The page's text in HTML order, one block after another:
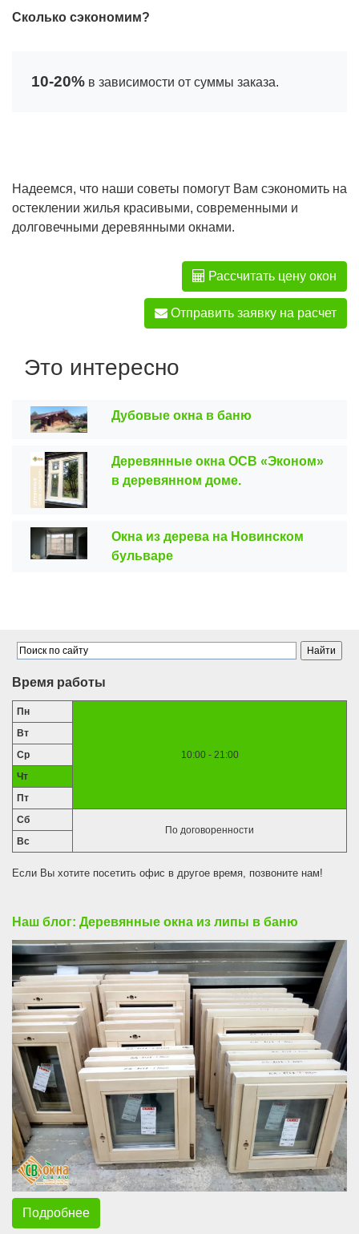
Сколько сэкономим?
10-20% в зависимости от суммы заказа.
Надеемся, что наши советы помогут Вам сэкономить на
остеклении жилья красивыми, современными и
долговечными деревянными окнами.
Рассчитать цену окон
Отправить заявку на расчет
Это интересно
Дубовые окна в баню
Деревянные окна ОСВ «Эконом»
в деревянном доме.
Окна из дерева на Новинском
бульваре
Время работы
Пн
10:00 - 21:00
Вт
Ср
Чт
Пт
Сб
По договоренности
Вс
Если Вы хотите посетить офис в другое время, позвоните нам!
Наш блог: Деревянные окна из липы в баню
Подробнее